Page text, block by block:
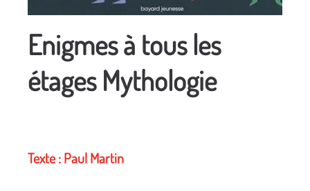
Enigmes à tous les
étages Mythologie
Texte : Paul Martin